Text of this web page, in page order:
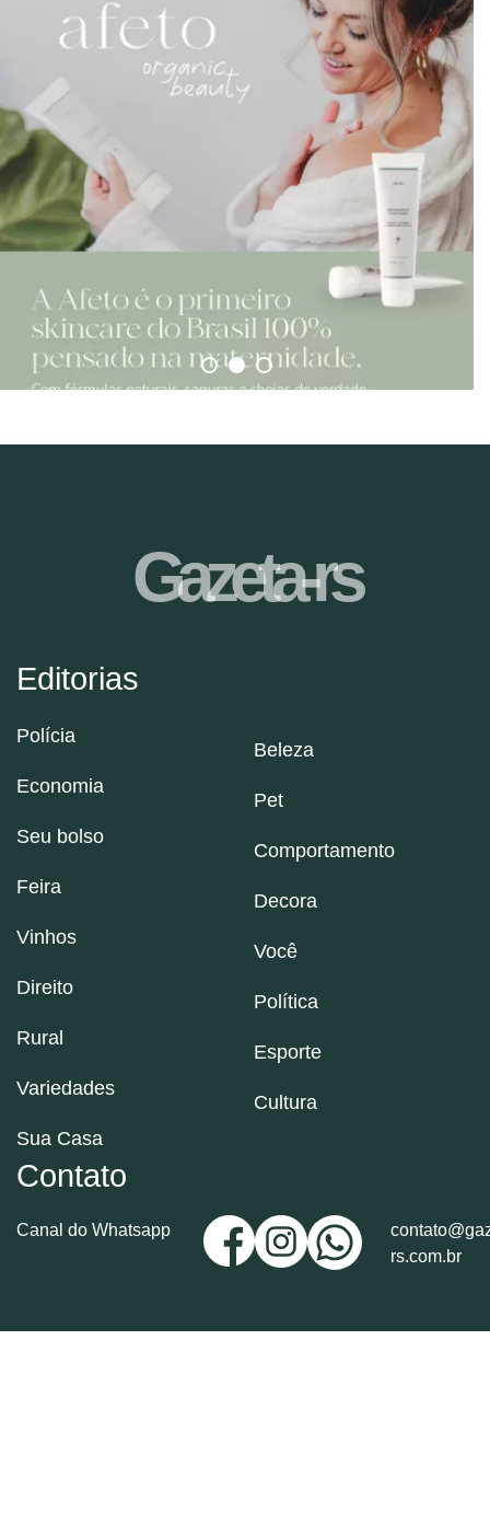
Editorias
Polícia
Economia
Seu bolso
Feira
Vinhos
Direito
Rural
Variedades
Sua Casa
Beleza
Pet
Comportamento
Decora
Você
Política
Esporte
Cultura
Contato
Canal do Whatsapp
rs.com.br
Gazeta-rs